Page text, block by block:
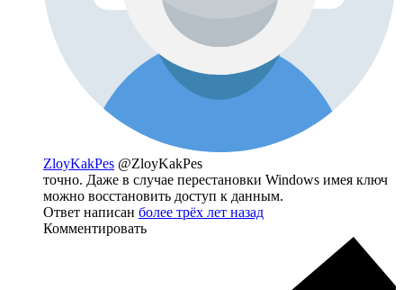
ZloyKakPes @ZloyKakPes
точно. Даже в случае перестановки Windows имея ключ
можно восстановить доступ к данным.
Ответ написан более трёх лет назад
Комментировать